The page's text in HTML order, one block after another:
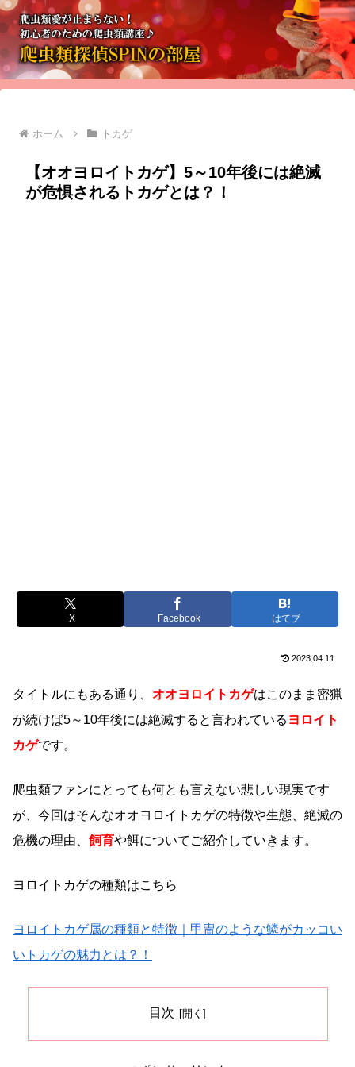
ホーム トカゲ
【オオヨロイトカゲ】5～10年後には絶滅
が危惧されるトカゲとは？！
X Facebook はてブ
2023.04.11
タイトルにもある通り、 オオヨロイトカゲはこのまま密猟
が続けば5～10年後には絶滅すると言われている ヨロイト
カゲです。
爬虫類ファンにとっても何とも言えない悲しい現実です
が、今回はそんなオオヨロイトカゲの特徴や生態、絶滅の
危機の理由、 飼育や餌についてご紹介していきます。
ヨロイトカゲの種類はこちら
ヨロイトカゲ属の種類と特徴｜甲冑のような鱗がカッコい
いトカゲの魅力とは？！
目次